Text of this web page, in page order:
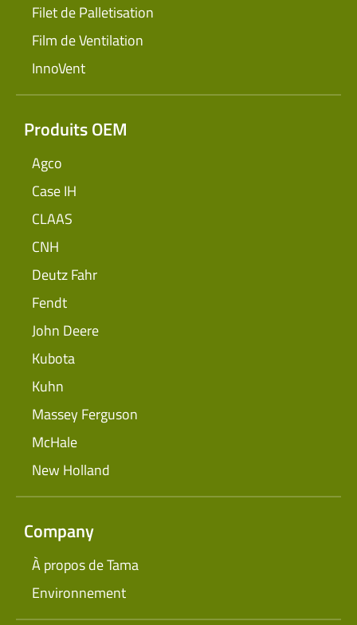
Filet de Palletisation
Film de Ventilation
InnoVent
Produits OEM
Agco
Case IH
CLAAS
CNH
Deutz Fahr
Fendt
John Deere
Kubota
Kuhn
Massey Ferguson
McHale
New Holland
Company
À propos de Tama
Environnement